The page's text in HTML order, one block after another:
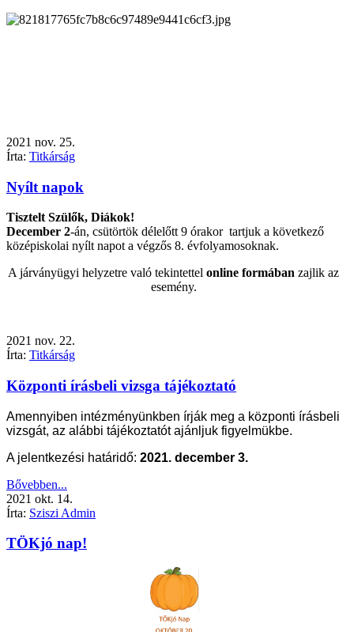
2021 nov. 25.
Írta: Titkárság
Nyílt napok
Tisztelt Szülők, Diákok!
December 2-án, csütörtök délelőtt 9 órakor tartjuk a következő
középiskolai nyílt napot a végzős 8. évfolyamosoknak.
A járványügyi helyzetre való tekintettel online formában zajlik az
esemény.
2021 nov. 22.
Írta: Titkárság
Központi írásbeli vizsga tájékoztató
Amennyiben intézményünkben írják meg a központi írásbeli
vizsgát, az alábbi tájékoztatót ajánljuk figyelmükbe.
A jelentkezési határidő: 2021. december 3.
Bővebben...
2021 okt. 14.
Írta: Sziszi Admin
TÖKjó nap!